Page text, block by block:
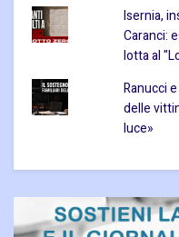
Isernia,
Caranci:
lotta al
Ranucci
delle
luce»